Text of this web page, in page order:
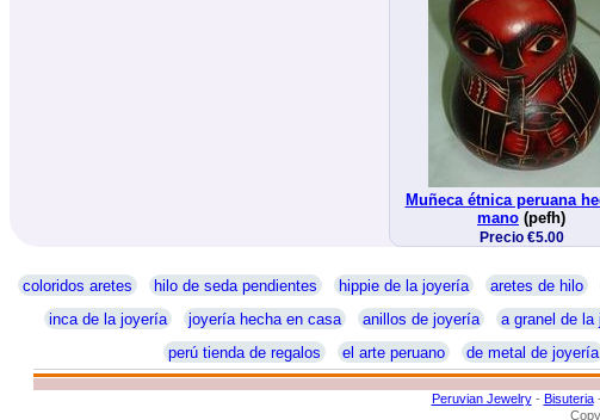
Muñeca étnica peruana
mano (pefh)
Precio €5.00
coloridos aretes hilo de seda pendientes hippie de la joyería aretes de hilo
inca de la joyería
joyería hecha en casa anillos de joyería a granel de la
perú tienda de regalos
el arte peruano de metal de joyería
Peruvian Jewelry- Bisuteria-